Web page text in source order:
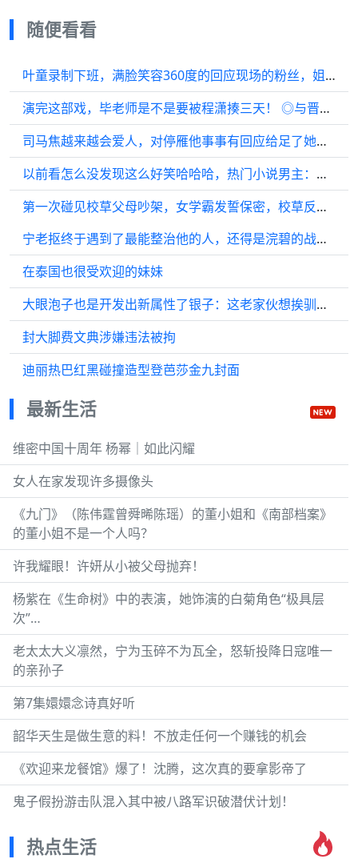
随便看看
叶童录制下班，满脸笑容360度的回应现场的粉丝，姐姐的状态真的是太好了
演完这部戏，毕老师是不是要被程潇揍三天！ ◎与晋长安
司马焦越来越会爱人，对停雁他事事有回应给足了她安全感
以前看怎么没发现这么好笑哈哈哈，热门小说男主：庞太师 ◎少年包青天
第一次碰见校草父母吵架，女学霸发誓保密，校草反应亮了
宁老抠终于遇到了最能整治他的人，还得是浣碧的战斗力，强的没边儿了
在泰国也很受欢迎的妹妹
大眼泡子也是开发出新属性了银子：这老家伙想挨驯也不分场合！
封大脚费文典涉嫌违法被拘
迪丽热巴红黑碰撞造型登芭莎金九封面
最新生活
维密中国十周年 杨幂｜如此闪耀
女人在家发现许多摄像头
《九门》（陈伟霆曾舜晞陈瑶）的董小姐和《南部档案》
的董小姐不是一个人吗？
许我耀眼！许妍从小被父母抛弃！
杨紫在《生命树》中的表演，她饰演的白菊角色“极具层
次”…
老太太大义凛然，宁为玉碎不为瓦全，怒斩投降日寇唯一
的亲孙子
第7集嬛嬛念诗真好听
韶华天生是做生意的料！不放走任何一个赚钱的机会
《欢迎来龙餐馆》爆了！沈腾，这次真的要拿影帝了
鬼子假扮游击队混入其中被八路军识破潜伏计划！
热点生活